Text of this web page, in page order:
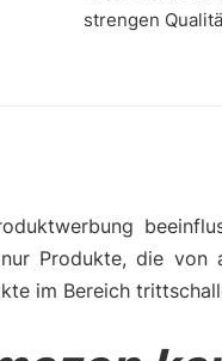
strengen
Produkte, die von
im Bereich